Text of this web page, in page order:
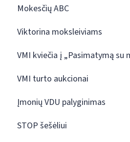
Mokesčių ABC
Viktorina moksleiviams
VMI kviečia į „Pasimatymą su
VMI turto aukcionai
Įmonių VDU palyginimas
STOP šešėliui